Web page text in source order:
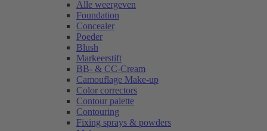
Alle weergeven
Foundation
Concealer
Poeder
Blush
Markeerstift
BB- & CC-Cream
Camouflage Make-up
Color correctors
Contour palette
Contouring
Fixing sprays & powders